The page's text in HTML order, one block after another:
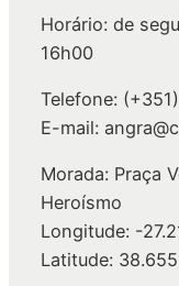
Horário: de
16h00
Telefone:
E-mail:
Morada: Praça
Heroísmo
Longitude: -
Latitude: